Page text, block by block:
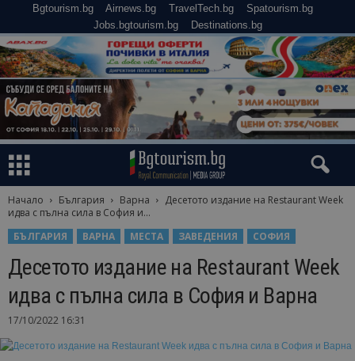
Bgtourism.bg Airnews.bg TravelTech.bg
Spatourism.bg
Jobs.bgtourism.bg
Destinations.bg
Начало България Варна
Десетото издание на Restaurant Week
идва с пълна сила в София и...
БЪЛГАРИЯ
ВАРНА МЕСТА ЗАВЕДЕНИЯ СОФИЯ
Десетото издание на Restaurant Week
идва с пълна сила в София и Варна
17/10/2022 16:31